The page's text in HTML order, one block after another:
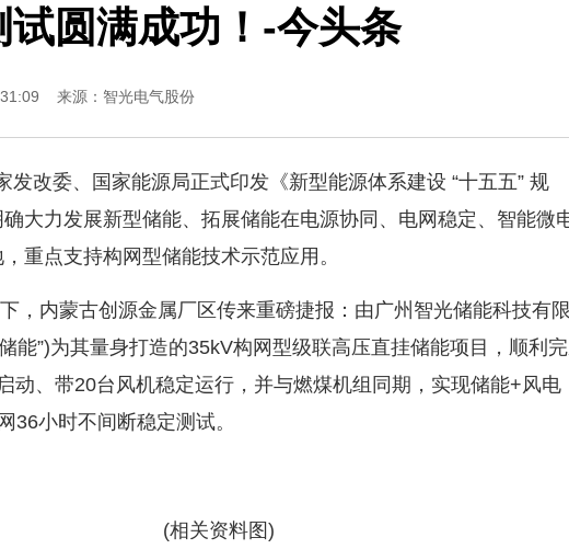
试圆满成功！-今头条
来源： 智光电气股份
发改委、国家能源局正式印发《新型能源体系建设 “十五五” 规
大力发展新型储能、拓展储能在电源协同、电网稳定、智能微
重点支持构网型储能技术示范应用。
，内蒙古创源金属厂区传来重磅捷报：由广州智光储能科技有
能”)为其量身打造的35kV构网型级联高压直挂储能项目，顺利
动、带20台风机稳定运行，并与燃煤机组同期，实现储能+风电
36小时不间断稳定测试。
(相关资料图)